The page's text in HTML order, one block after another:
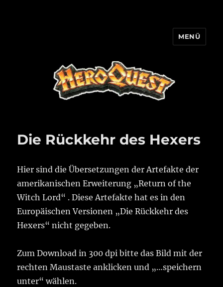
MENÜ
Die Rückkehr des Hexers
Hier sind die Übersetzungen der Artefakte der
amerikanischen Erweiterung „Return of the
Witch Lord“ . Diese Artefakte hat es in den
Europäischen Versionen „Die Rückkehr des
Hexers“ nicht gegeben.
Zum Download in 300 dpi bitte das Bild mit der
rechten Maustaste anklicken und „…speichern
unter“ wählen.